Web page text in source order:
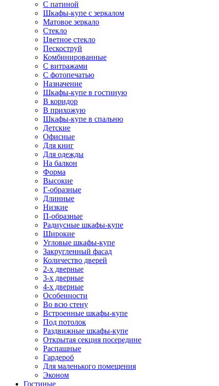
С патиной
Шкафы-купе с зеркалом
Матовое зеркало
Стекло
Цветное стекло
Пескоструй
Комбинированные
С витражами
С фотопечатью
Назначение
Шкафы-купе в гостиную
В коридор
В прихожую
Шкафы-купе в спальню
Детские
Офисные
Для книг
Для одежды
На балкон
Форма
Высокие
Г-образные
Длинные
Низкие
П-образные
Радиусные шкафы-купе
Широкие
Угловые шкафы-купе
Закругленный фасад
Количество дверей
2-х дверные
3-х дверные
4-х дверные
Особенности
Во всю стену
Встроенные шкафы-купе
Под потолок
Раздвижные шкафы-купе
Открытая секция посередине
Распашные
Гардероб
Для маленького помещения
Эконом
Гостиные